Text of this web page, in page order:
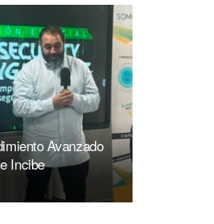
Avanzado
Incibe